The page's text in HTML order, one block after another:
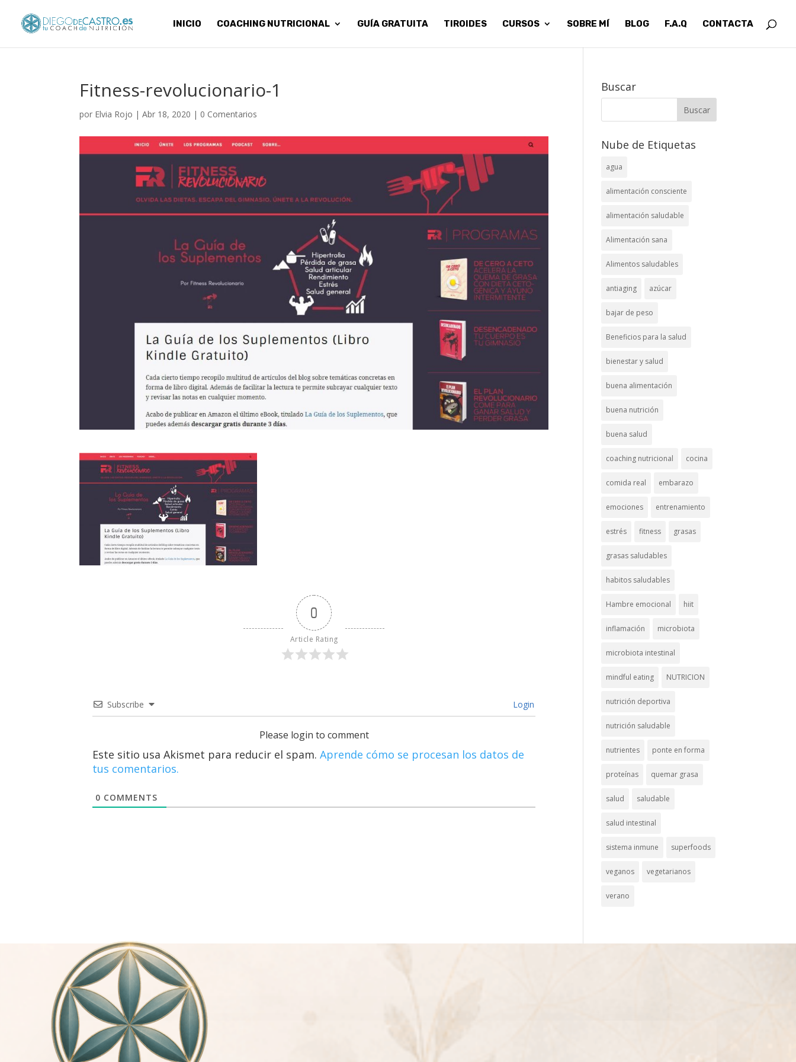
INICIO COACHING NUTRICIONAL GUÍA GRATUITA TIROIDES CURSOS SOBRE MÍ BLOG F.A.Q CONTACTA
Fitness-revolucionario-1
por Elvia Rojo |Abr 18, 2020 | 0 Comentarios
0
Article Rating
Subscribe Login
Please login to comment
Este sitio usa Akismet para reducir el spam.Aprende cómo se procesan los datos de
tus comentarios.
0 COMMENTS
Buscar
Nube de Etiquetas
agua
alimentación consciente
alimentación saludable
Alimentación sana
Alimentos saludables
antiaging azúcar
bajar de peso
Beneficios para la salud
bienestar y salud
buena alimentación
buena nutrición
buena salud
coaching nutricional cocina
comida real embarazo
emociones entrenamiento
estrés fitness grasas
grasas saludables
habitos saludables
Hambre emocional hiit
inflamación microbiota
microbiota intestinal
mindful eating NUTRICION
nutrición deportiva
nutrición saludable
nutrientes ponte en forma
proteínas quemar grasa
salud saludable
salud intestinal
sistema inmune superfoods
veganos vegetarianos
verano